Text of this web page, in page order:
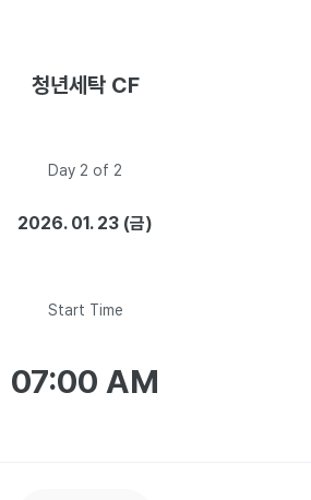
청년세탁 CF
Day 2 of 2
2026. 01. 23 (금)
Start Time
07:00 AM